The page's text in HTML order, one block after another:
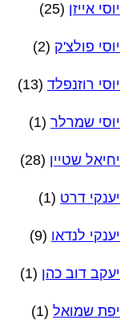
יוסי אייזן (25)
יוסי פולצ'ק (2)
יוסי רוזנפלד (13)
יוסי שמרלר (1)
יחיאל שטיין (28)
יענקי דרט (1)
יענקי לנדאו (9)
יעקב דוב כהן (1)
יפת שמואל (1)